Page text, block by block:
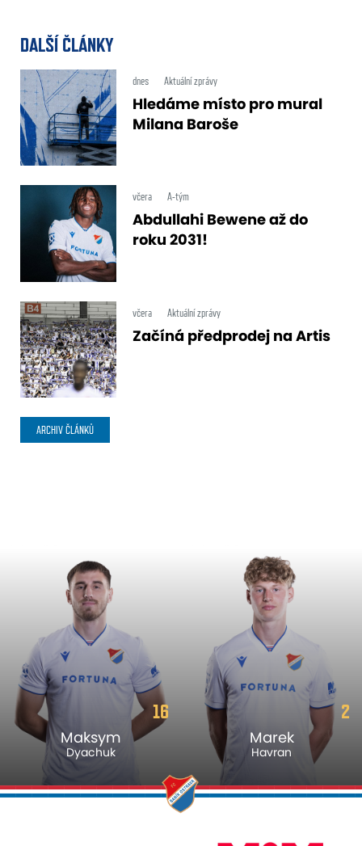
DALŠÍ ČLÁNKY
dnes Aktuální zprávy
Hledáme místo pro mural
Milana Baroše
včera A-tým
Abdullahi Bewene až do
roku 2031!
včera Aktuální zprávy
Začíná předprodej na Artis
ARCHIV ČLÁNKŮ
16
Maksym
Dyachuk
2
Marek
Havran